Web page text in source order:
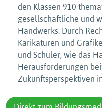
den Klassen 910
gesellschaftliche und
Handwerks. Durch
Karikaturen und
und Schüler, wie das
Herausforderungen
Zukunftsperspektiven